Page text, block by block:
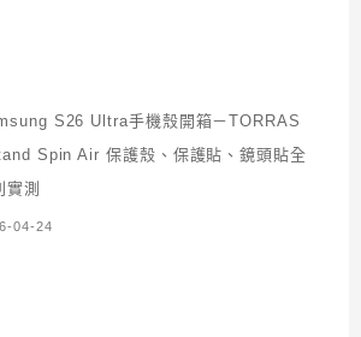
S26 Ultra手機殼開箱－TORRAS
Spin Air 保護殼、保護貼、鏡頭貼全
實測
04-24